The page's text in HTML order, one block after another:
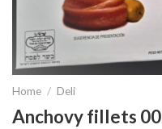
Home / Deli
Anchovy fillets 00